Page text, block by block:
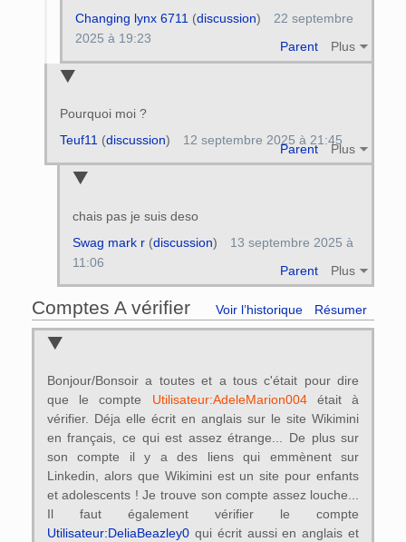
Parent Plus
Changing lynx 6711 (discussion)
22 septembre
2025 à 19:23
Pourquoi moi ?
Parent Plus
Teuf11(discussion) 12 septembre 2025 à 21:45
chais pas je suis deso
Parent Plus
Swag mark r(discussion)
13 septembre 2025 à
11:06
Comptes A vérifier Voir l’historique Résumer
Bonjour/Bonsoir a toutes et a tous c'était pour dire
que le compte Utilisateur:AdeleMarion004était à
vérifier. Déja elle écrit en anglais sur le site Wikimini
en français, ce qui est assez étrange... De plus sur
son compte il y a des liens qui emmènent sur
Linkedin, alors que Wikimini est un site pour enfants
et adolescents ! Je trouve son compte assez louche...
Il faut également vérifier le compte
Utilisateur:DeliaBeazley0qui écrit aussi en anglais et